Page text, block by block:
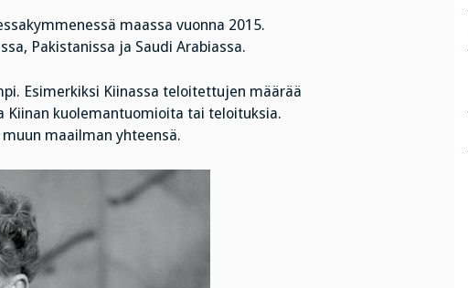
maassa vuonna 2015.
Pakistanissa ja Saudi Arabiassa.
Esimerkiksi Kiinassa teloitettujen määrää
Kiinan kuolemantuomioita tai teloituksia.
maailman yhteensä.